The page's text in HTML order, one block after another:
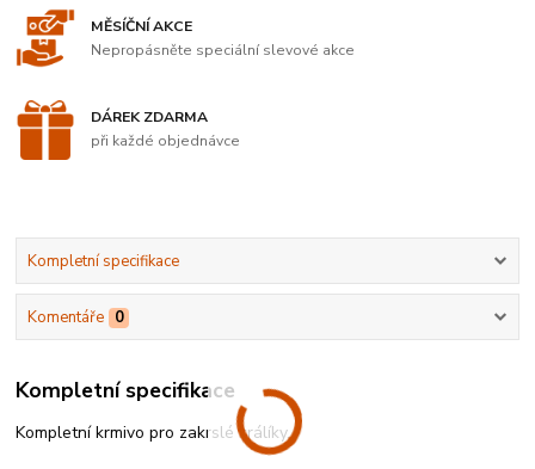
MĚSÍČNÍ AKCE
Nepropásněte speciální slevové akce
DÁREK ZDARMA
při každé objednávce
Kompletní specifikace
Komentáře 0
Kompletní specifikace
Kompletní krmivo pro zakrslé králíky.